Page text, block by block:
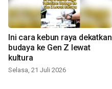
Ini cara kebun raya dekatkan
budaya ke Gen Z lewat
kultura
Selasa, 21 Juli 2026